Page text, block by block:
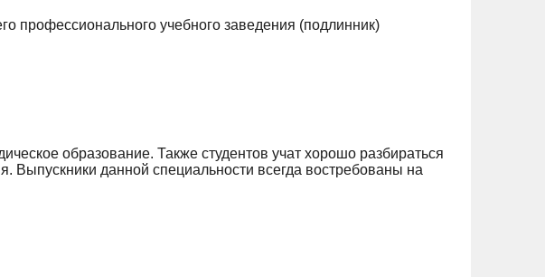
профессионального учебного заведения (подлинник)
образование. Также студентов учат хорошо разбираться
Выпускники данной специальности всегда востребованы на